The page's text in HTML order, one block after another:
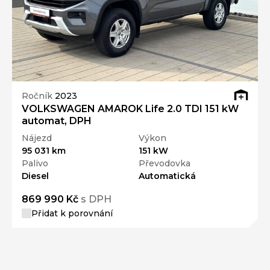
Ročník 2023
VOLKSWAGEN AMAROK Life 2.0 TDI 151 kW
automat, DPH
Nájezd
95 031 km
Výkon
151 kW
Palivo
Diesel
Převodovka
Automatická
869 990 Kč s DPH
Přidat k porovnání